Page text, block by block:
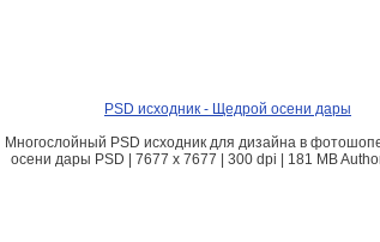
PSD исходник - Щедрой осени дары
Многослойный PSD исходник для дизайна в
осени дары PSD | 7677 x 7677 | 300 dpi | 181 MB